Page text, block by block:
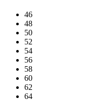
46
48
50
52
54
56
58
60
62
64